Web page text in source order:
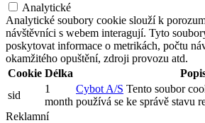
Analytické
Analytické soubory cookie slouží k
návštěvníci s webem interagují. Tyto
poskytovat informace o metrikách, počtu
okamžitého opuštění, zdroji provozu atd.
Cookie Délka
sid
1
month
Cybot A/S Tento soubor
používá se ke správě stavu
Reklamní